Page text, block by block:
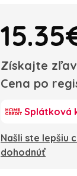
Získajte
Cena po
Splátková
Našli ste lepšiu
dohodnúť